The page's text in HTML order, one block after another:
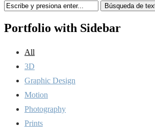
Portfolio with Sidebar
All
3D
Graphic Design
Motion
Photography
Prints